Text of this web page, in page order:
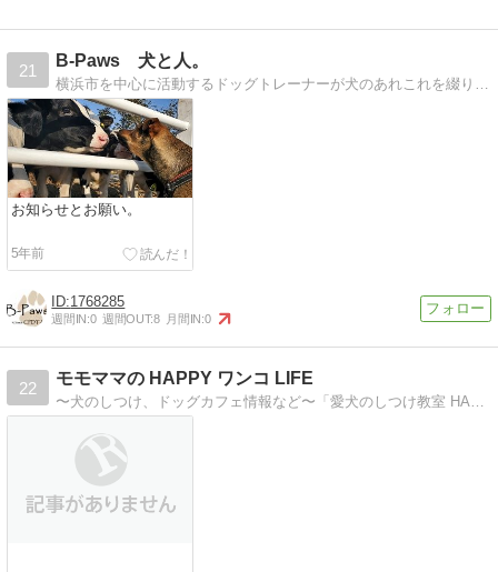
21
B-Paws 犬と人。
お知らせとお願い。
5年前
1768285
週間IN:0 週間OUT:8 月間IN:0
22
モモママの HAPPY ワンコ LIFE